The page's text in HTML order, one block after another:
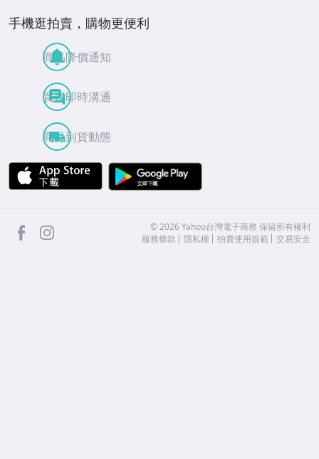
手機逛拍賣，購物更便利
商品降價通知
買賣即時溝通
商品到貨動態
APP Store
facebook ©2026 Yahoo台灣電子商務 保留所有權利
服務條款
隱私權 拍賣使用規範 交易安全